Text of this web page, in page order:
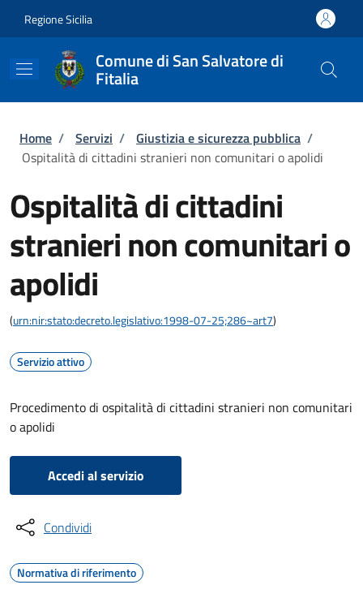
Regione Sicilia
Comune di San Salvatore di
Fitalia
Briciole di pane
Home / Servizi / Giustizia e sicurezza pubblica /
Ospitalità di cittadini stranieri non comunitari o apolidi
Ospitalità di cittadini
stranieri non comunitari o
apolidi
(urn:nir:stato:decreto.legislativo:1998-07-25;286~art7)
Servizio attivo
Procedimento di ospitalità di cittadini stranieri non comunitari
o apolidi
Accedi al servizio
Condividi
Normativa di riferimento